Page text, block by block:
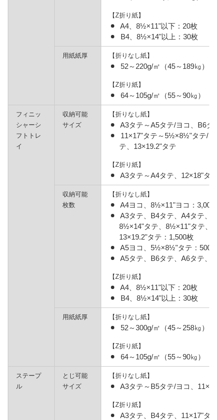
【Z折り紙】
A4、8½×11"以下：20枚
B4、8½×14"以上：30枚
用紙紙厚 【折りなし紙】
52～220g/㎡（45～189㎏）
【Z折り紙】
64～105g/㎡（55～90㎏）
フィニッ
シャーシ
フトトレ
イ
収納可能
サイズ
【折りなし紙】
A3タテ～A5タテ/ヨコ、B6タ
11×17"タテ～5½×8½"タテ/ヨ
テ、13×19.2"タテ
【Z折り紙】
A3タテ～A4タテ、12×18"タ
収納可能
枚数
【折りなし紙】
A4ヨコ、8½×11"ヨコ：3,000
A3タテ、B4タテ、A4タテ、
8½×14"タテ、8½×11"タテ、
13×19.2"タテ：1,500枚
A5ヨコ、5½×8½"タテ：500
A5タテ、B6タテ、A6タテ、
【Z折り紙】
A4、8½×11"以下：20枚
B4、8½×14"以上：30枚
用紙紙厚 【折りなし紙】
52～300g/㎡（45～258㎏）
【Z折り紙】
64～105g/㎡（55～90㎏）
ステープ
ル
とじ可能
サイズ
【折りなし紙】
A3タテ～B5タテ/ヨコ、
【Z折り紙】
A3タテ、B4タテ、11×17"タ